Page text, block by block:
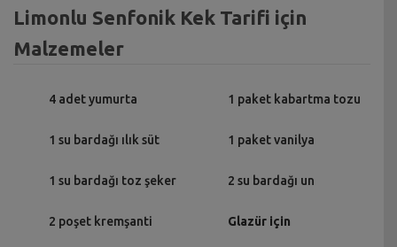
Limonlu Senfonik Kek Tarifi için
Malzemeler
4 adet yumurta
1 su bardağı ılık süt
1 su bardağı toz şeker
2 poşet kremşanti
1 paket kabartma tozu
1 paket vanilya
2 su bardağı un
Glazür için